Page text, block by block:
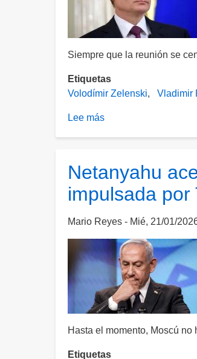
llamada
con
Trump
Siempre que la reunión se
Etiquetas
Volodímir Zelenski
Vladimir
Lee más
de
Putin
reunirse
Zelenski
en
Moscú
Netanyahu
impulsada por
Mario Reyes Mié, 21/01/
Hasta el momento, Moscú
Etiquetas